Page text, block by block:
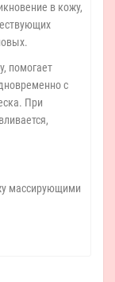
в кожу,
помогает
с
При
массирующими